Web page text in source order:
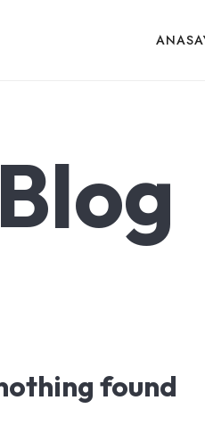
Blog
found